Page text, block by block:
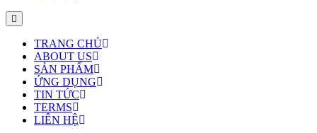
TRANG CHỦ
ABOUT US
SẢN PHẨM
ỨNG DỤNG
TIN TỨC
TERMS
LIÊN HỆ